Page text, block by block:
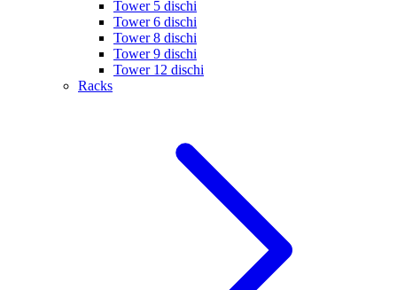
Tower 5 dischi
Tower 6 dischi
Tower 8 dischi
Tower 9 dischi
Tower 12 dischi
Racks